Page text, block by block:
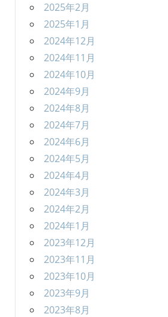
2025年2月
2025年1月
2024年12月
2024年11月
2024年10月
2024年9月
2024年8月
2024年7月
2024年6月
2024年5月
2024年4月
2024年3月
2024年2月
2024年1月
2023年12月
2023年11月
2023年10月
2023年9月
2023年8月